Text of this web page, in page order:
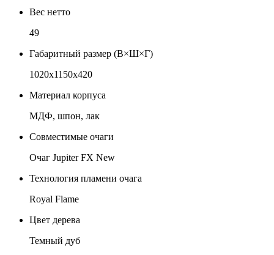
Вес нетто
49
Габаритный размер (В×Ш×Г)
1020x1150x420
Материал корпуса
МДФ, шпон, лак
Совместимые очаги
Очаг Jupiter FX New
Технология пламени очага
Royal Flame
Цвет дерева
Темный дуб